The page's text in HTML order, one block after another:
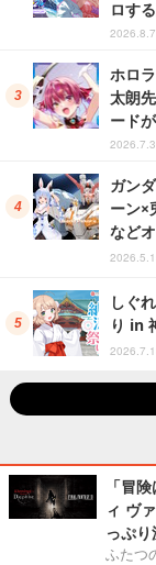
ロす
ホロ
太朗
ード
ガン
ーン×
など
しぐ
り in
「冒
ィ ヴ
っぷ
ふたつ